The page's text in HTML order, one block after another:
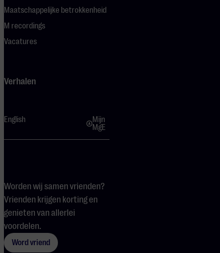
Maatschappelijke betrokkenheid
M recordings
Vacatures
Verhalen
English
Mijn
MgE
Worden wij samen vrienden?
Vrienden krijgen korting en
genieten van allerlei
voordelen.
Word vriend